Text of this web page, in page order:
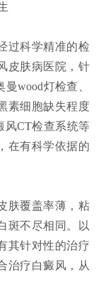
过科学精准的检
皮肤病医院，针
wood灯检查、
素细胞缺失程度
风CT检查系统等
在有科学依据的
覆盖率薄，粘
斑不尽相同。以
其针对性的治疗
治疗白癜风，从